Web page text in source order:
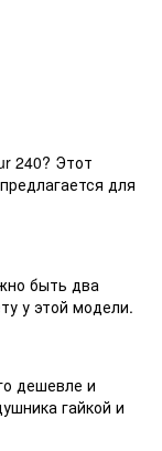
240? Этот
для
быть два
у этой модели.
дешевле и
гайкой и